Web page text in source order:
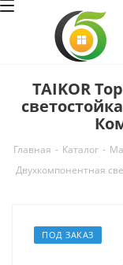
TAIKOR
Главная - Каталог -
Двухкомпонентная
ПОД ЗАКАЗ